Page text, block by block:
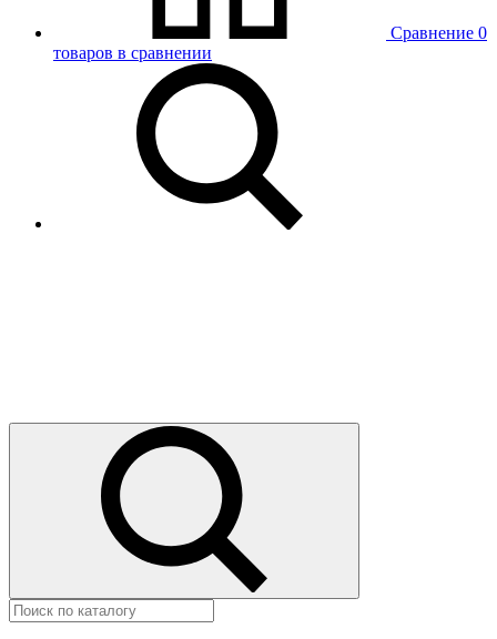
Сравнение 0
товаров в сравнении